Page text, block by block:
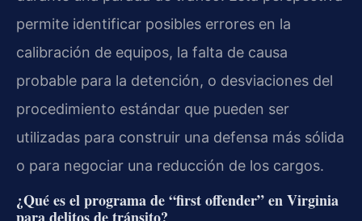
permite identificar posibles errores en la
calibración de equipos, la falta de causa
probable para la detención, o desviaciones del
procedimiento estándar que pueden ser
utilizadas para construir una defensa más sólida
o para negociar una reducción de los cargos.
¿Qué es el programa de “first offender” en Virginia